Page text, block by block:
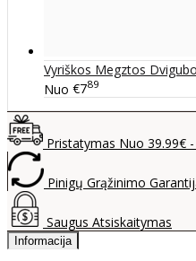
Vyriškos Megztos
Nuo €789
Pristatymas Nuo 39.99€
Pinigų Grąžinimo
Saugus Atsiskaitymas
Informacija